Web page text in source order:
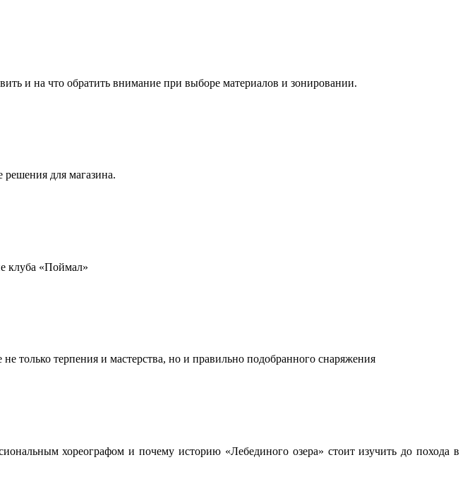
и на что обратить внимание при выборе материалов и зонировании.
для магазина.
клуба «Поймал»
только терпения и мастерства, но и правильно подобранного снаряжения
хореографом и почему историю «Лебединого озера» стоит изучить до похода в